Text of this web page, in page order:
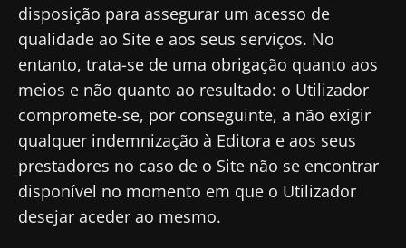
disposição para assegurar um acesso de
qualidade ao Site e aos seus serviços. No
entanto, trata-se de uma obrigação quanto aos
meios e não quanto ao resultado: o Utilizador
compromete-se, por conseguinte, a não exigir
qualquer indemnização à Editora e aos seus
prestadores no caso de o Site não se encontrar
disponível no momento em que o Utilizador
desejar aceder ao mesmo.